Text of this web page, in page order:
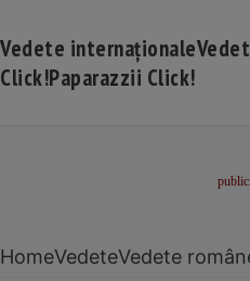
Vedete internaționale
Click!Paparazzii Click!
HomeVedeteVedete